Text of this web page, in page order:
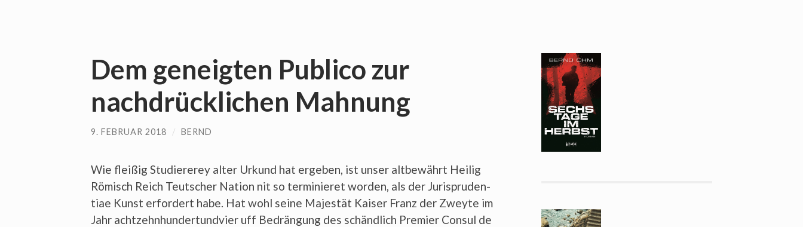
Dem geneigten Publico zur
nachdrücklichen Mahnung
9. FEBRUAR 2018 / BERND
Wie flei­ßig Stu­die­re­rey alter Urkund hat erge­ben, ist unser alt­be­währt Hei­lig
Römisch Reich Teut­scher Nati­on nit so ter­mi­nie­ret wor­den, als der Juris­pru­den­
tiae Kunst erfor­dert habe. Hat wohl sei­ne Majes­tät Kai­ser Franz der Zwey­te im
Jahr acht­zehn­hun­dert­und­vier uff Bedrän­gung des schänd­lich Pre­mier Con­sul de